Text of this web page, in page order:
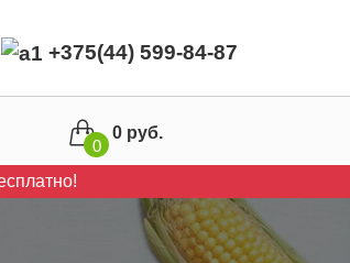
+375(44) 599-84-87
0
0 руб.